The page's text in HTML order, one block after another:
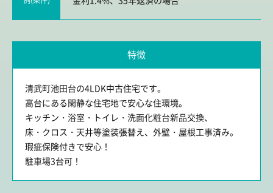
特徴
清武町池田台の4LDK中古住宅です。
高台にある閑静な住宅地で安心な住環境。
キッチン・浴室・トイレ・洗面化粧台新品交換、
床・クロス・天井等塗装張替え、外壁・屋根工事済み。
瑕疵保険付きで安心！
駐車場3台可！